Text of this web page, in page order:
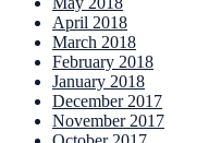
April 2018
March 2018
February 2018
January 2018
December 2017
November 2017